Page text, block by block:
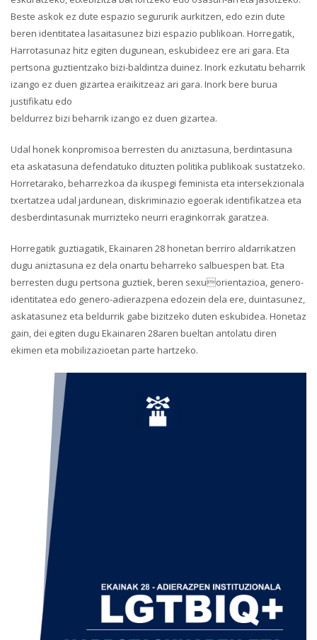
Beste askok ez dute espazio segururik aurkitzen, edo ezin dute
beren identitatea lasaitasunez bizi espazio publikoan. Horregatik,
Harrotasunaz hitz egiten dugunean, eskubideez ere ari gara. Eta
pertsona guztientzako bizi-baldintza duinez. Inork ezkutatu beharrik
izango ez duen gizartea eraikitzeaz ari gara. Inork bere burua
justifikatu edo
beldurrez bizi beharrik izango ez duen gizartea.
Udal honek konpromisoa berresten du aniztasuna, berdintasuna
eta askatasuna defendatuko dituzten politika publikoak sustatzeko.
Horretarako, beharrezkoa da ikuspegi feminista eta intersekzionala
txertatzea udal jardunean, diskriminazio egoerak identifikatzea eta
desberdintasunak murrizteko neurri eraginkorrak garatzea.
Horregatik guztiagatik, Ekainaren 28 honetan berriro aldarrikatzen
dugu aniztasuna ez dela onartu beharreko salbuespen bat. Eta
berresten dugu pertsona guztiek, beren sexuorientazioa, genero-
identitatea edo genero-adierazpena edozein dela ere, duintasunez,
askatasunez eta beldurrik gabe bizitzeko duten eskubidea. Honetaz
gain, dei egiten dugu Ekainaren 28aren bueltan antolatu diren
ekimen eta mobilizazioetan parte hartzeko.